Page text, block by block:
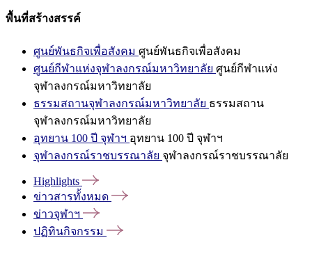
พื้นที่สร้างสรรค์
ศูนย์พันธกิจเพื่อสังคม ศูนย์พันธกิจเพื่อสังคม
ศูนย์กีฬาแห่งจุฬาลงกรณ์มหาวิทยาลัย ศูนย์กีฬาแห่ง
จุฬาลงกรณ์มหาวิทยาลัย
ธรรมสถานจุฬาลงกรณ์มหาวิทยาลัย ธรรมสถาน
จุฬาลงกรณ์มหาวิทยาลัย
อุทยาน 100 ปี จุฬาฯ อุทยาน 100 ปี จุฬาฯ
จุฬาลงกรณ์ราชบรรณาลัย จุฬาลงกรณ์ราชบรรณาลัย
Highlights
ข่าวสารทั้งหมด
ข่าวจุฬาฯ
ปฏิทินกิจกรรม